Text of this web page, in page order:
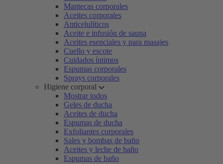
Mantecas corporales
Aceites corporales
Anticelulíticos
Aceite e infusión de sauna
Aceites esenciales y para masajes
Cuello y escote
Cuidados íntimos
Espumas corporales
Sprays corporales
Higiene corporal
Mostrar todos
Geles de ducha
Aceites de ducha
Espumas de ducha
Exfoliantes corporales
Sales y bombas de baño
Aceites y leche de baño
Espumas de baño